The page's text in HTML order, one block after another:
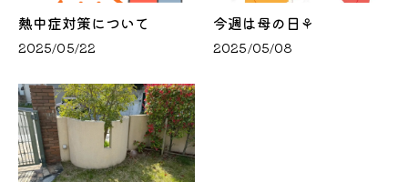
熱中症対策について
2025/05/22
今週は母の日⚘
2025/05/08